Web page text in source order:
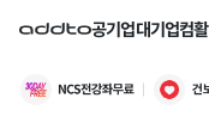
공기업대기업컴활